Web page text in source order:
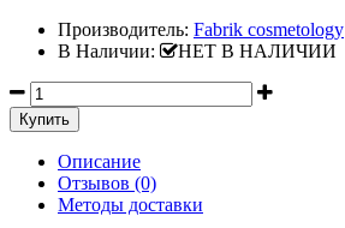
Производитель: Fabrik cosmetology
В Наличии:
НЕТ В НАЛИЧИИ
Описание
Отзывов (0)
Методы доставки